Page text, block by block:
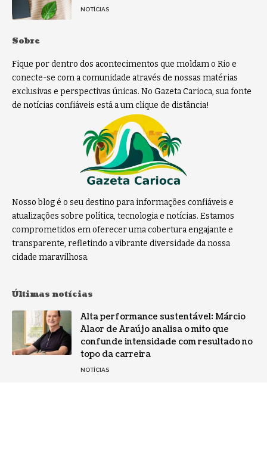
NOTÍCIAS
Sobre
Fique por dentro dos acontecimentos que moldam o Rio e
conecte-se com a comunidade através de nossas matérias
exclusivas e perspectivas únicas. No Gazeta Carioca, sua fonte
de notícias confiáveis está a um clique de distância!
Nosso blog é o seu destino para informações confiáveis e
atualizações sobre política, tecnologia e notícias. Estamos
comprometidos em oferecer uma cobertura engajante e
transparente, refletindo a vibrante diversidade da nossa
cidade maravilhosa.
Últimas notícias
Alta performance sustentável: Márcio
Alaor de Araújo analisa o mito que
confunde intensidade com resultado no
topo da carreira
NOTÍCIAS